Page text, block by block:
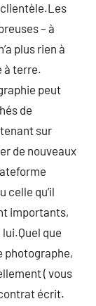
– à
plus rien à
à terre.
peut
de
sur
de nouveaux
celle qu’il
importants,
que
photographe,
( vous
écrit.